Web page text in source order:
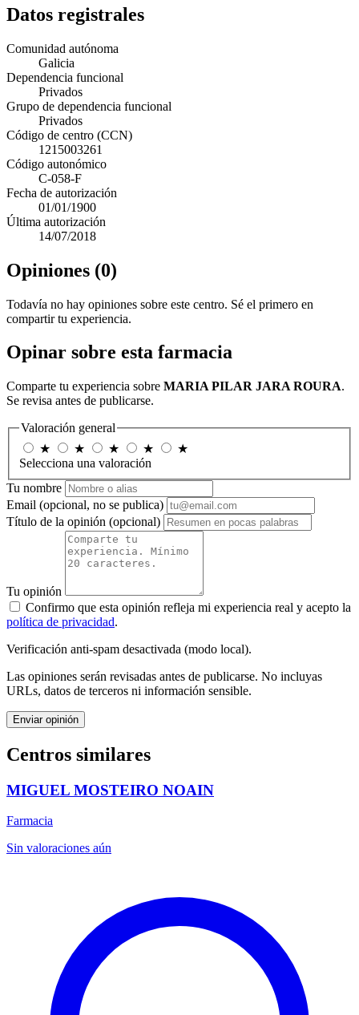
Datos registrales
Comunidad autónoma
Galicia
Dependencia funcional
Privados
Grupo de dependencia funcional
Privados
Código de centro (CCN)
1215003261
Código autonómico
C-058-F
Fecha de autorización
01/01/1900
Última autorización
14/07/2018
Opiniones (0)
Todavía no hay opiniones sobre este centro. Sé el primero en
compartir tu experiencia.
Opinar sobre esta farmacia
Comparte tu experiencia sobre MARIA PILAR JARA ROURA.
Se revisa antes de publicarse.
Valoración general
★
★ ★ ★
★
Selecciona una valoración
Tu nombre
Email (opcional, no se publica)
Título de la opinión (opcional)
Tu opinión
Confirmo que esta opinión refleja mi experiencia real y acepto la
política de privacidad.
Verificación anti-spam desactivada (modo local).
Las opiniones serán revisadas antes de publicarse. No incluyas
URLs, datos de terceros ni información sensible.
Enviar opinión
Centros similares
MIGUEL MOSTEIRO NOAIN
Farmacia
Sin valoraciones aún